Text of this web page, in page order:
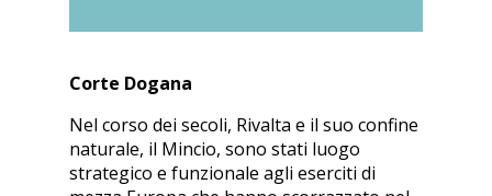
Corte Dogana
Nel corso dei secoli, Rivalta e il suo confine
naturale, il Mincio, sono stati luogo
strategico e funzionale agli eserciti di